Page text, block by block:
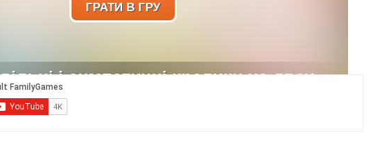
ГРАТИ В ГРУ
і симпатичні кролики на двох